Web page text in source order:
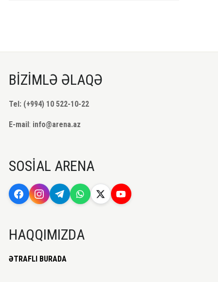
BİZİMLƏ ƏLAQƏ
Tel: (+994) 10 522-10-22
E-mail: info@arena.az
SOSİAL ARENA
HAQQIMIZDA
ƏTRAFLI BURADA